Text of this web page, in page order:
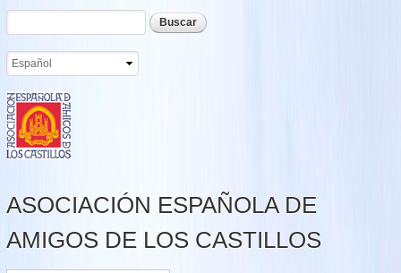
Pasar al
contenido
Formulario de búsqueda
Buscar
ASOCIACIÓN ESPAÑOLA DE
AMIGOS DE LOS CASTILLOS